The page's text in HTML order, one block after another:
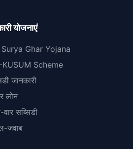
योजनाएं
Surya Ghar Yojana
KUSUM Scheme
जानकारी
लोन
वार सब्सिडी
जवाब